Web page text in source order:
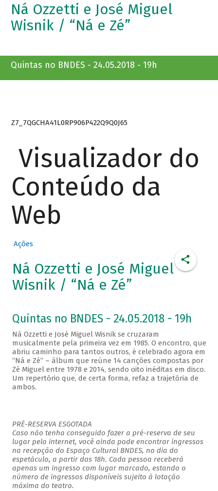
Ná Ozzetti e José Miguel
Wisnik / “Ná e Zé”
Quintas no BNDES - 24.05.2018 - 19h
Z7_7QGCHA41L0RP906P422Q9Q0J65
Visualizador do
Conteúdo da
Web
Ações
Ná Ozzetti e José Miguel
Wisnik / “Ná e Zé”
Quintas no BNDES - 24.05.2018 - 19h
Ná Ozzetti e José Miguel Wisnik se cruzaram
musicalmente pela primeira vez em 1985. O encontro, que
abriu caminho para tantos outros, é celebrado agora em
“Ná e Zé” – álbum que reúne 14 canções compostas por
Zé Miguel entre 1978 e 2014, sendo oito inéditas em disco.
Um repertório que, de certa forma, refaz a trajetória de
ambos.
PRÉ-RESERVA ESGOTADA
Caso não tenha conseguido fazer a pré-reserva de seu
lugar pela internet, você ainda pode encontrar ingressos
na recepção do Espaço Cultural BNDES, no dia do
espetáculo, a partir das 18h. Cada pessoa receberá
apenas um ingresso com lugar marcado, estando o
número de ingressos disponíveis sujeito à lotação
máxima do teatro.